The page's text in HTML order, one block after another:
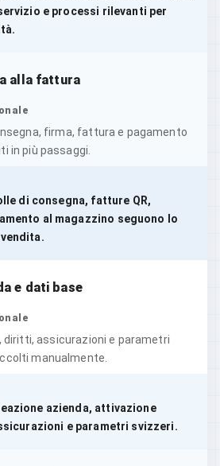
e processi rilevanti per
alla fattura
firma, fattura e pagamento
in più passaggi.
di consegna, fatture QR,
al magazzino seguono lo
e dati base
diritti, assicurazioni e parametri
manualmente.
azienda, attivazione
e parametri svizzeri.